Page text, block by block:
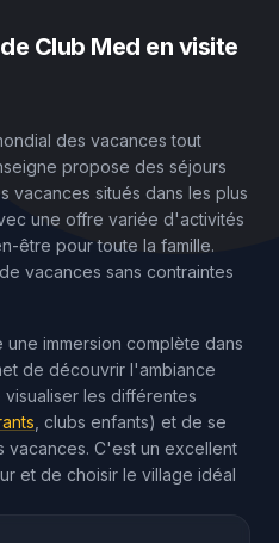
Club Med en visite
des vacances tout
propose des séjours
vacances situés dans les plus
une offre variée d'activités
être pour toute la famille.
vacances sans contraintes
une immersion complète dans
de découvrir l'ambiance
les différentes
, clubs enfants) et de se
vacances. C'est un excellent
et de choisir le village idéal